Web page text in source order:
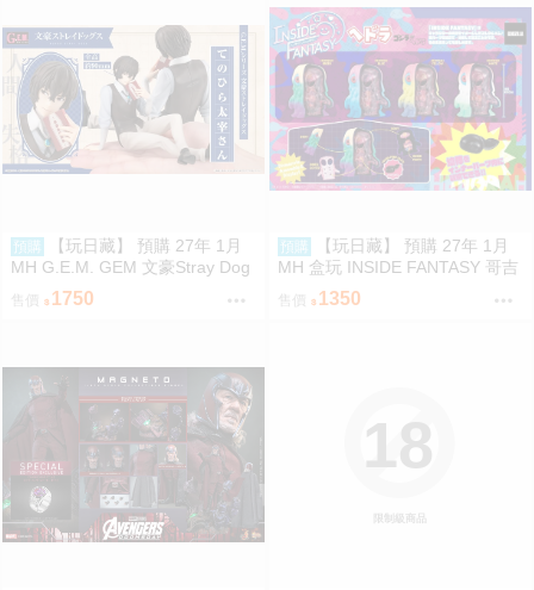
預購
【玩日藏】 預購 27年 1月
MH G.E.M. GEM 文豪Stray Dog
s 文豪野犬 Palm size 掌心 掌中
太宰治 代理版
1750
預購
【玩日藏】 預購 27年 1月
MH 盒玩 INSIDE FANTASY 哥吉
拉對黑多拉 黑多拉 軟膠 1中盒4
入 代理版
1350
限制級商品
18